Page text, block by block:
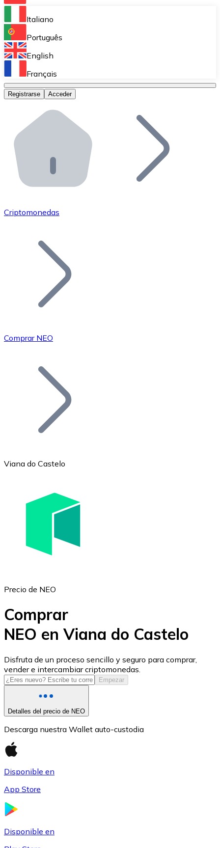
Bitnovo Ramp
Integra nuestra solución en tu plataforma.
Bitnovo Giftcards
Bitnovo OTC
Bitnovo ATM
Integra un ATM Bitnovo en tu negocio y permite que
Bitnovo API
Integra nuestra API en tu ecosistema.
Únete a nuestra red de distribuidores.
Añade tu proyecto a nuestro ecosistema.
Bitcoin
Ethereum
USD Coin
USDC
Italiano
Português
English
Français
Registrarse Acceder
Criptomonedas
Comprar NEO
Viana do Castelo
Precio de NEO
Comprar
NEO en Viana do Castelo
Disfruta de un proceso sencillo y seguro para comprar,
vender e intercambiar criptomonedas.
Empezar
Detalles del precio de NEO
Descarga nuestra Wallet auto-custodia
Disponible en
App Store
Disponible en